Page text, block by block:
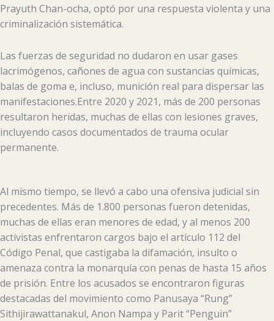
Prayuth Chan-ocha, optó por una respuesta violenta y una
criminalización sistemática.
Las fuerzas de seguridad no dudaron en usar gases
lacrimógenos, cañones de agua con sustancias químicas,
balas de goma e, incluso, munición real para dispersar las
manifestaciones.Entre 2020 y 2021, más de 200 personas
resultaron heridas, muchas de ellas con lesiones graves,
incluyendo casos documentados de trauma ocular
permanente.
Al mismo tiempo, se llevó a cabo una ofensiva judicial sin
precedentes. Más de 1.800 personas fueron detenidas,
muchas de ellas eran menores de edad, y al menos 200
activistas enfrentaron cargos bajo el artículo 112 del
Código Penal, que castigaba la difamación, insulto o
amenaza contra la monarquía con penas de hasta 15 años
de prisión. Entre los acusados ​​se encontraron figuras
destacadas del movimiento como Panusaya “Rung”
Sithijirawattanakul, Anon Nampa y Parit “Penguin”